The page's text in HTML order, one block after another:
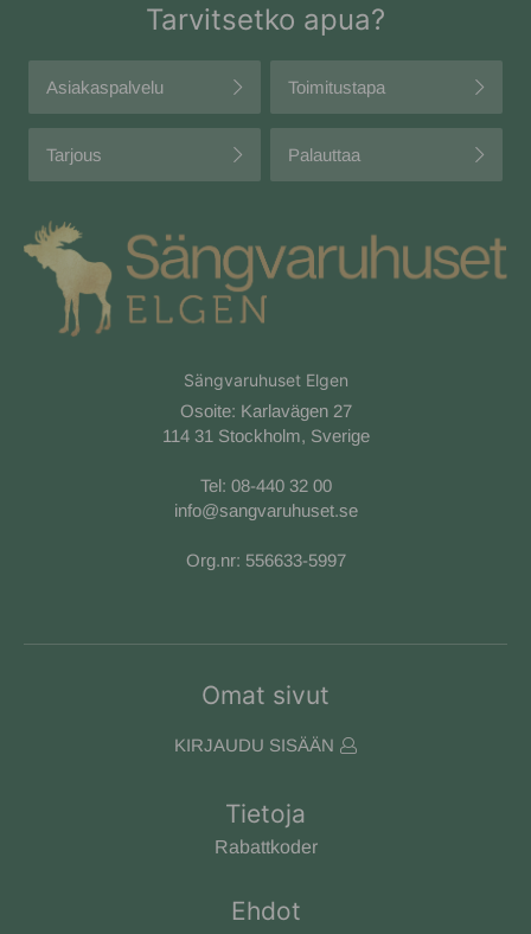
Tarvitsetko apua?
Asiakaspalvelu Toimitustapa
Tarjous Palauttaa
Sängvaruhuset Elgen
Osoite: Karlavägen 27
114 31 Stockholm, Sverige
Tel: 08-440 32 00
info@sangvaruhuset.se
Org.nr: 556633-5997
Omat sivut
KIRJAUDU SISÄÄN
Tietoja
Rabattkoder
Ehdot